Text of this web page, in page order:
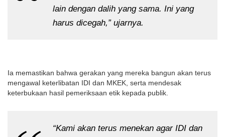
lain dengan dalih yang sama. Ini yang
harus dicegah,” ujarnya.
Ia memastikan bahwa gerakan yang mereka bangun akan terus
mengawal keterlibatan IDI dan MKEK, serta mendesak
keterbukaan hasil pemeriksaan etik kepada publik.
“Kami akan terus menekan agar IDI dan